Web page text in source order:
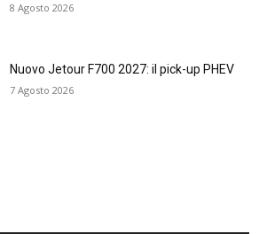
8 Agosto 2026
Nuovo Jetour F700 2027: il pick-up PHEV
7 Agosto 2026